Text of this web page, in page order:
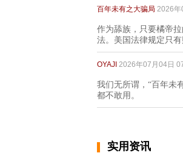
百年未有之大骗局 2026年
作为舔族，只要橘帝
法。美国法律规定只
OYAJI 2026年07月04日
我们无所谓，“百年未
都不敢用。
实用资讯